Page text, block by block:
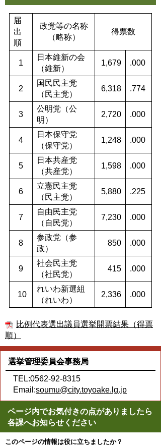
届
出
順
政党等の名称
（略称）
得票数
1
日本維新の会
（維新）
1,679 .000
2
国民民主党
（民主党）
6,318 .774
3
公明党（公
明）
2,720 .000
4
日本保守党
（保守党）
1,248 .000
5
日本共産党
（共産党）
1,598 .000
6
立憲民主党
（民主党）
5,880 .225
7
自由民主党
（自民党）
7,230 .000
8
参政党（参
政）
850 .000
9
社会民主党
（社民党）
415 .000
10
れいわ新選組
（れいわ）
2,336 .000
比例代表選出議員選挙開票結果（得票
順）
選挙管理委員会事務局
TEL:0562-92-8315
Email:soumu@city.toyoake.lg.jp
ページ内でお気付きの点がありましたら
各課へお知らせください
このページの情報は役に立ちましたか？